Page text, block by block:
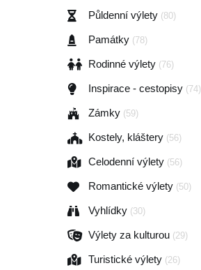
Půldenní výlety (80)
Památky (78)
Rodinné výlety (76)
Inspirace - cestopisy (74)
Zámky (59)
Kostely, kláštery (56)
Celodenní výlety (56)
Romantické výlety (50)
Vyhlídky (30)
Výlety za kulturou (29)
Turistické výlety (26)